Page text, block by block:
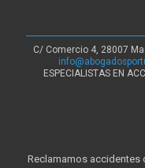
C/ Comercio 4, 28007
ESPECIALISTAS EN
Reclamamos accidentes